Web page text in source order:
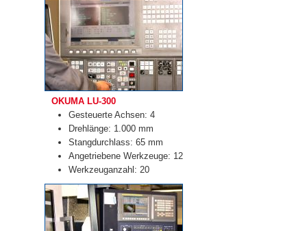
OKUMA LU-300
Gesteuerte Achsen: 4
Drehlänge: 1.000 mm
Stangdurchlass: 65 mm
Angetriebene Werkzeuge: 12
Werkzeuganzahl: 20